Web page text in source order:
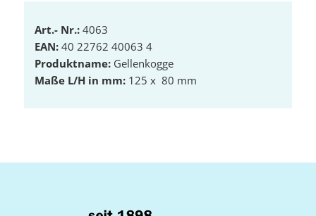
Art.- Nr.:4063
EAN:40 22762 40063 4
Produktname:Gellenkogge
Maße L/H in mm:125 x 80 mm